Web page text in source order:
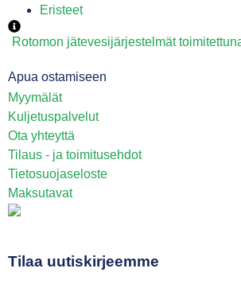
Eristeet
Rotomon jätevesijärjestelmät
Apua ostamiseen
Myymälät
Kuljetuspalvelut
Ota yhteyttä
Tilaus - ja toimitusehdot
Tietosuojaseloste
Maksutavat
Tilaa uutiskirjeemme